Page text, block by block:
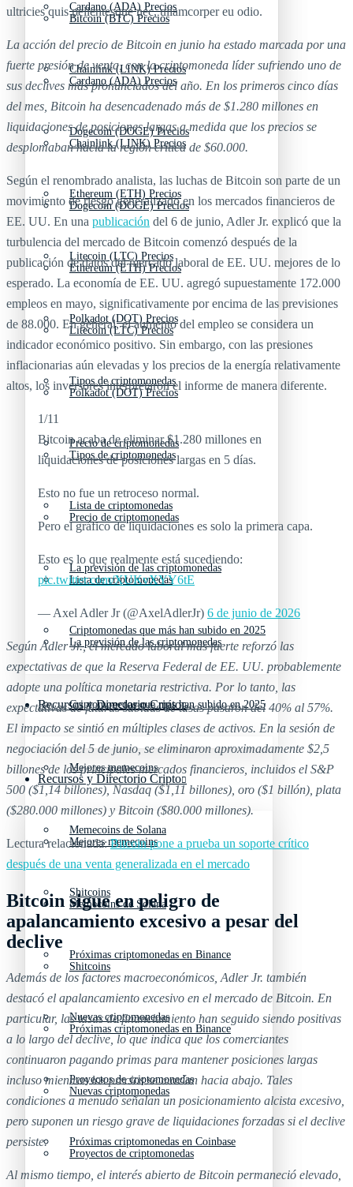
Cardano (ADA) Precios
Chainlink (LINK) Precios
Dogecoin (DOGE) Precios
Ethereum (ETH) Precios
Litecoin (LTC) Precios
Polkadot (DOT) Precios
Tipos de criptomonedas
Precio de criptomonedas
Lista de criptomonedas
La previsión de las criptomonedas
Criptomonedas que más han subido en 2025
Recursos y Directorio Cripto
Mejores memecoins
Memecoins de Solana
Shitcoins
Próximas criptomonedas en Binance
Nuevas criptomonedas
Proyectos de criptomonedas
Próximas criptomonedas en Coinbase
Bitcoin (BTC) Precios
Cardano (ADA) Precios
Chainlink (LINK) Precios
Dogecoin (DOGE) Precios
Ethereum (ETH) Precios
Litecoin (LTC) Precios
Polkadot (DOT) Precios
Tipos de criptomonedas
Precio de criptomonedas
Lista de criptomonedas
La previsión de las criptomonedas
Criptomonedas que más han subido en 2025
Recursos y Directorio Cripto
Mejores memecoins
Memecoins de Solana
Shitcoins
Próximas criptomonedas en Binance
Nuevas criptomonedas
Proyectos de criptomonedas
ultricies quis pellentesque nec, ullamcorper eu odio.
La acción del precio de Bitcoin en junio ha estado marcada por una
fuerte presión de venta, con la criptomoneda líder sufriendo uno de
sus declives más pronunciados del año. En los primeros cinco días
del mes, Bitcoin ha desencadenado más de $1.280 millones en
liquidaciones de posiciones largas a medida que los precios se
desplomaban hacia la región crítica de $60.000.
Según el renombrado analista, las luchas de Bitcoin son parte de un
movimiento de riesgo generalizado en los mercados financieros de
EE. UU. En una publicación del 6 de junio, Adler Jr. explicó que la
turbulencia del mercado de Bitcoin comenzó después de la
publicación de datos del mercado laboral de EE. UU. mejores de lo
esperado. La economía de EE. UU. agregó supuestamente 172.000
empleos en mayo, significativamente por encima de las previsiones
de 88.000. En general, el aumento del empleo se considera un
indicador económico positivo. Sin embargo, con las presiones
inflacionarias aún elevadas y los precios de la energía relativamente
altos, los inversores interpretaron el informe de manera diferente.
1/11
Bitcoin acaba de eliminar $1.280 millones en
liquidaciones de posiciones largas en 5 días.
Esto no fue un retroceso normal.
Pero el gráfico de liquidaciones es solo la primera capa.
Esto es lo que realmente está sucediendo:
pic.twitter.com/XUKvXYY6tE
— Axel Adler Jr (@AxelAdlerJr) 6 de junio de 2026
Según Adler Jr., el mercado laboral más fuerte reforzó las
expectativas de que la Reserva Federal de EE. UU. probablemente
adopte una política monetaria restrictiva. Por lo tanto, las
expectativas de futuras subidas de tasas pasaron del 40% al 57%.
El impacto se sintió en múltiples clases de activos. En la sesión de
negociación del 5 de junio, se eliminaron aproximadamente $2,5
billones de los principales mercados financieros, incluidos el S&P
500 ($1,14 billones), Nasdaq ($1,11 billones), oro ($1 billón), plata
($280.000 millones) y Bitcoin ($80.000 millones).
Lectura relacionada:Bitcoin pone a prueba un soporte crítico
después de una venta generalizada en el mercado
Bitcoin sigue en peligro de
apalancamiento excesivo a pesar del
declive
Además de los factores macroeconómicos, Adler Jr. también
destacó el apalancamiento excesivo en el mercado de Bitcoin. En
particular, las tasas de financiamiento han seguido siendo positivas
a lo largo del declive, lo que indica que los comerciantes
continuaron pagando primas para mantener posiciones largas
incluso mientras los precios se movían hacia abajo. Tales
condiciones a menudo señalan un posicionamiento alcista excesivo,
pero suponen un riesgo grave de liquidaciones forzadas si el declive
persiste.
Al mismo tiempo, el interés abierto de Bitcoin permaneció elevado,